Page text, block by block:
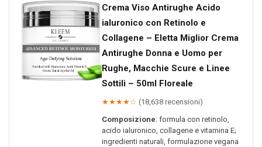
Crema Viso Antirughe Acido
ialuronico con Retinolo e
Collagene – Eletta Miglior Crema
Antirughe Donna e Uomo per
Rughe, Macchie Scure e Linee
Sottili – 50ml Floreale
★★★★☆ (18,638 recensioni)
Composizione: formula con retinolo,
acido ialuronico, collagene e vitamina E;
ingredienti naturali, formulazione vegana